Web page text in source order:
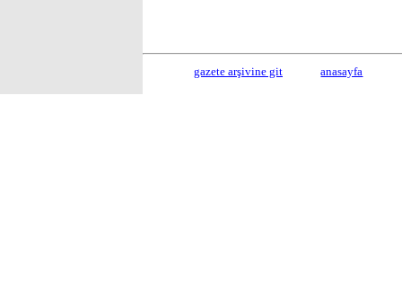
gazete arşivine git anasayfa